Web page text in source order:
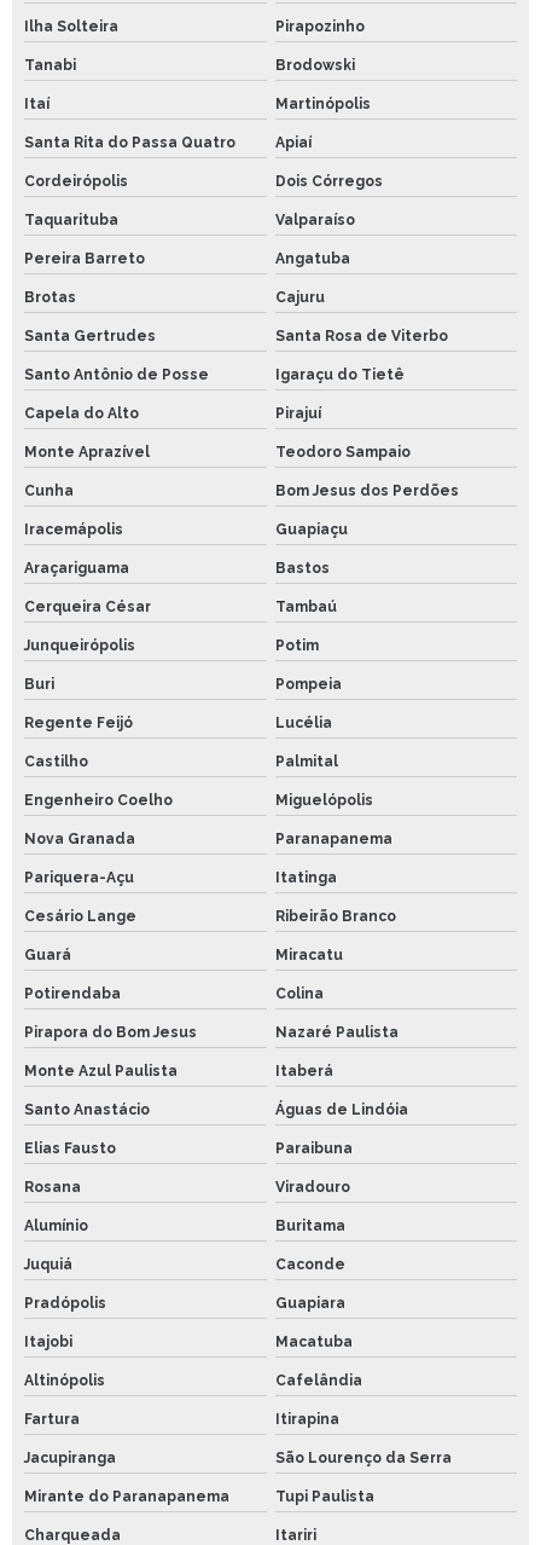
Ilha Solteira Pirapozinho
Tanabi Brodowski
Itaí Martinópolis
Santa Rita do Passa Quatro Apiaí
Cordeirópolis Dois Córregos
Taquarituba Valparaíso
Pereira Barreto Angatuba
Brotas Cajuru
Santa Gertrudes Santa Rosa de Viterbo
Santo Antônio de Posse Igaraçu do Tietê
Capela do Alto Pirajuí
Monte Aprazível Teodoro Sampaio
Cunha Bom Jesus dos Perdões
Iracemápolis Guapiaçu
Araçariguama Bastos
Cerqueira César Tambaú
Junqueirópolis Potim
Buri Pompeia
Regente Feijó Lucélia
Castilho Palmital
Engenheiro Coelho Miguelópolis
Nova Granada Paranapanema
Pariquera-Açu Itatinga
Cesário Lange Ribeirão Branco
Guará Miracatu
Potirendaba Colina
Pirapora do Bom Jesus Nazaré Paulista
Monte Azul Paulista Itaberá
Santo Anastácio Águas de Lindóia
Elias Fausto Paraibuna
Rosana Viradouro
Alumínio Buritama
Juquiá Caconde
Pradópolis Guapiara
Itajobi Macatuba
Altinópolis Cafelândia
Fartura Itirapina
Jacupiranga São Lourenço da Serra
Mirante do Paranapanema Tupi Paulista
Charqueada Itariri